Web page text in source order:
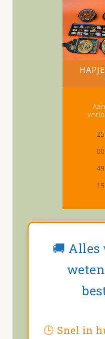
25
00
49
1 4
🚚 Alles
🕒 Snel in